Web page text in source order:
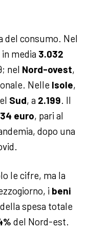
del consumo. Nel
media 3.032
nel Nord-ovest,
Nelle Isole,
Sud, a 2.199. Il
euro, pari al
dopo una
le cifre, ma la
i beni
della spesa totale
del Nord-est.